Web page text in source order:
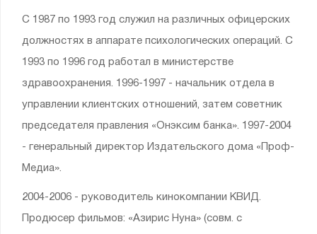
С 1987 по 1993 год служил на различных офицерских
должностях в аппарате психологических операций. С
1993 по 1996 год работал в министерстве
здравоохранения. 1996-1997 - начальник отдела в
управлении клиентских отношений, затем советник
председателя правления «Онэксим банка». 1997-2004
- генеральный директор Издательского дома «Проф-
Медиа».
2004-2006 - руководитель кинокомпании КВИД.
Продюсер фильмов: «Азирис Нуна» (совм. с